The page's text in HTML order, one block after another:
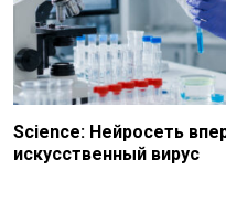
Science: Нейросеть
искусственный вирус